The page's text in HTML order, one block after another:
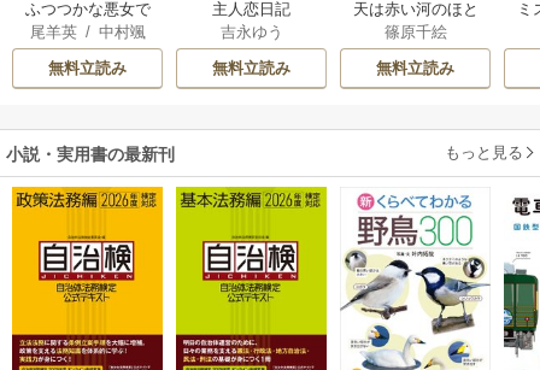
ふつつかな悪女で
はございますが ～
雛宮蝶鼠とりかえ
伝～
尾羊英/ 中村颯
希
/ ゆき哉
無料立読み
主人恋日記
吉永ゆう
無料立読み
天は赤い河のほと
り
篠原千絵
無料立読み
ミ
小説・実用書の最新刊 もっと見る